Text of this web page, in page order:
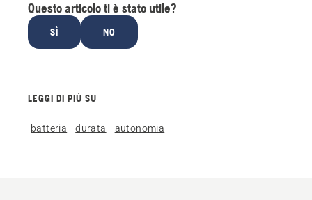
Questo articolo ti è stato utile?
SÌ NO
LEGGI DI PIÙ SU
batteria durata autonomia